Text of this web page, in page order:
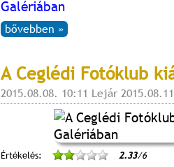
bővebben »
A Ceglédi Fotóklub
2015.08.08. 10:11 Lejár
Értékelés: 2.33/6